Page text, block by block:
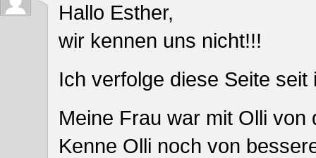
Hallo Esther,
wir kennen uns nicht!!!
Ich verfolge diese Seite
Meine Frau war mit Olli
Kenne Olli noch von